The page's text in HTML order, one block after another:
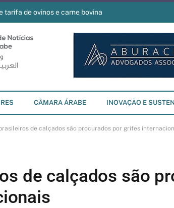
tarifa de ovinos e carne bovina
CÂMARA ÁRABE INOVAÇÃO E
de calçados são procurados por grifes
de calçados são